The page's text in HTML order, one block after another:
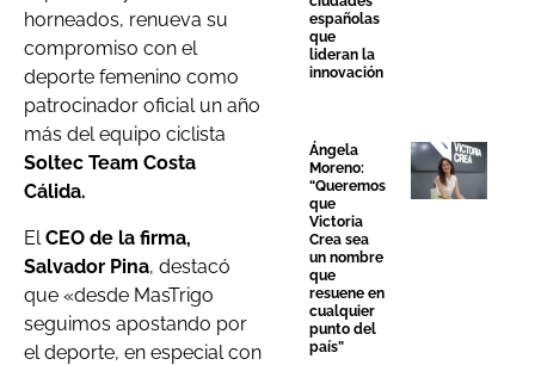
horneados, renueva su
compromiso con el
deporte femenino como
patrocinador oficial un año
más del equipo ciclista
Soltec Team Costa
Cálida.
ElCEO de la firma,
Salvador Pina, destacó
que «desde MasTrigo
seguimos apostando por
el deporte, en especialcon
españolas
que
lideran la
innovación
Ángela
Moreno:
“Queremos
que
Victoria
Crea sea
un nombre
que
resuene en
cualquier
punto del
país”